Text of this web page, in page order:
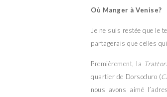
Où Manger à Venise?
Je ne suis restée que le
partagerais que celles
Premièrement, la
quartier de Dorsoduro (
nous avons aimé